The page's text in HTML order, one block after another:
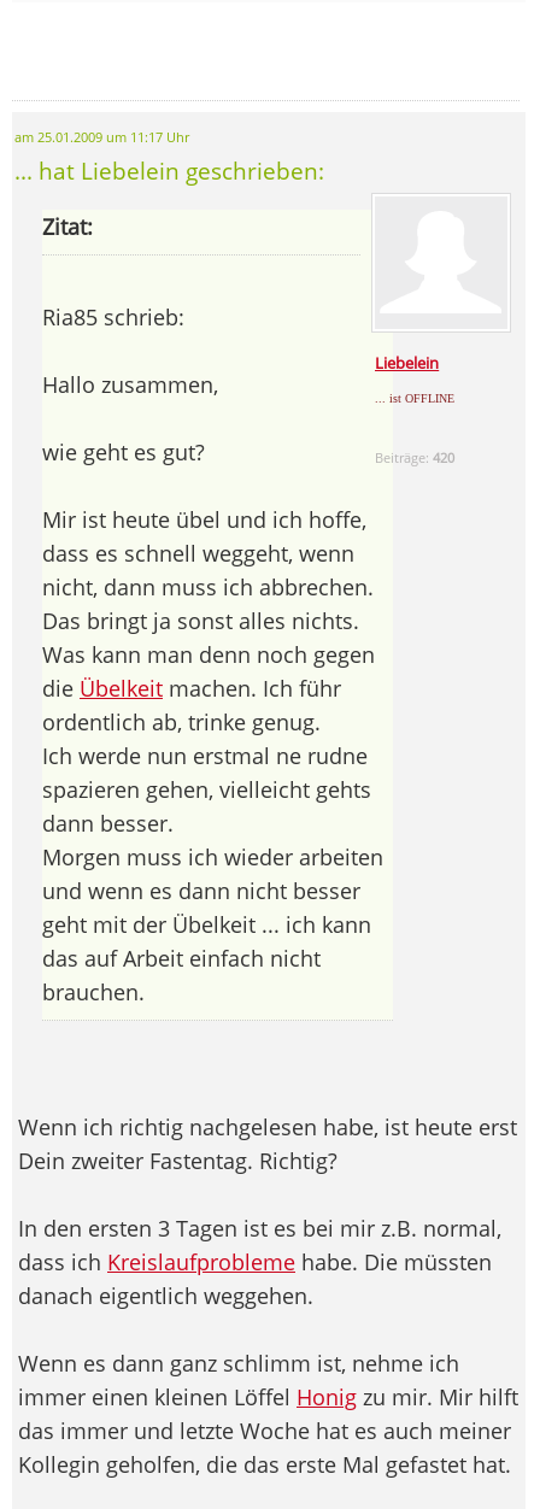
am 25.01.2009 um 11:17 Uhr
... hat Liebelein geschrieben:
Liebelein
... ist OFFLINE
Beiträge:420
Zitat:
Ria85 schrieb:
Hallo zusammen,
wie geht es gut?
Mir ist heute übel und ich hoffe,
dass es schnell weggeht, wenn
nicht, dann muss ich abbrechen.
Das bringt ja sonst alles nichts.
Was kann man denn noch gegen
die Übelkeit machen. Ich führ
ordentlich ab, trinke genug.
Ich werde nun erstmal ne rudne
spazieren gehen, vielleicht gehts
dann besser.
Morgen muss ich wieder arbeiten
und wenn es dann nicht besser
geht mit der Übelkeit ... ich kann
das auf Arbeit einfach nicht
brauchen.
Wenn ich richtig nachgelesen habe, ist heute erst
Dein zweiter Fastentag. Richtig?
In den ersten 3 Tagen ist es bei mir z.B. normal,
dass ich Kreislaufprobleme habe. Die müssten
danach eigentlich weggehen.
Wenn es dann ganz schlimm ist, nehme ich
immer einen kleinen Löffel Honig zu mir. Mir hilft
das immer und letzte Woche hat es auch meiner
Kollegin geholfen, die das erste Mal gefastet hat.